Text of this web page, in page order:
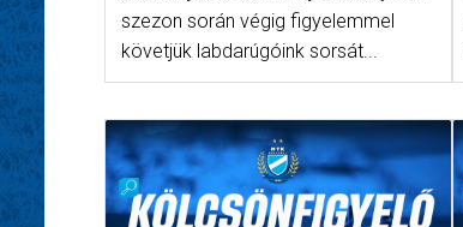
szezon során végig figyelemmel
követjük labdarúgóink sorsát...